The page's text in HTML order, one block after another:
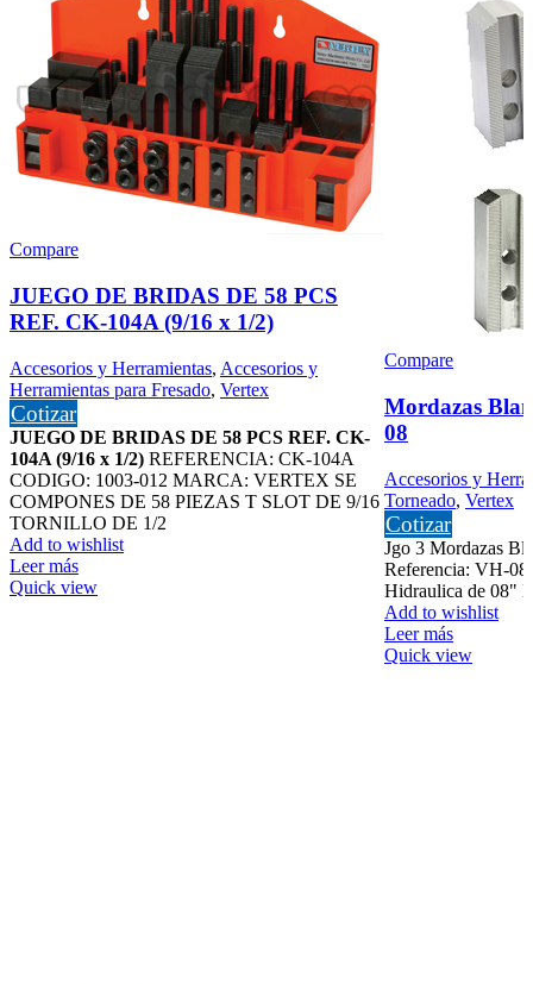
Compare
JUEGO DE BRIDAS DE 58 PCS
REF. CK-104A (9/16 x 1/2)
Accesorios y Herramientas, Accesorios y
Herramientas para Fresado, Vertex
Cotizar
JUEGO DE BRIDAS DE 58 PCS REF. CK-
104A (9/16 x 1/2) REFERENCIA: CK-104A
CODIGO: 1003-012 MARCA: VERTEX SE
COMPONES DE 58 PIEZAS T SLOT DE 9/16
TORNILLO DE 1/2
Add to wishlist
Leer más
Quick view
Compare
Mordazas
08
Accesorios y
Torneado, Vertex
Cotizar
Jgo 3 Mordazas
Referencia: VH-08
Hidraulica de 08"
Add to wishlist
Leer más
Quick view